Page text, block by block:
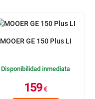
MOOER GE 150 Plus LI
Disponibilidad inmediata
159€